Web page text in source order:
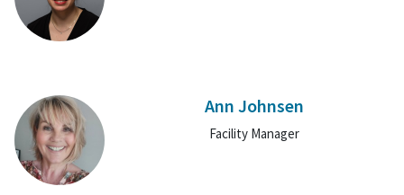
Ann Johnsen
Facility Manager